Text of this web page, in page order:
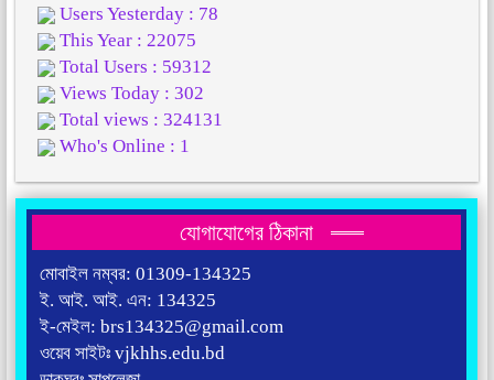
Users Yesterday : 78
This Year : 22075
Total Users : 59312
Views Today : 302
Total views : 324131
Who's Online : 1
যোগাযোগের ঠিকানা
মোবাইল নম্বর: 01309-134325
ই. আই. আই. এন: 134325
ই-মেইল: brs134325@gmail.com
ওয়েব সাইটঃ vjkhhs.edu.bd